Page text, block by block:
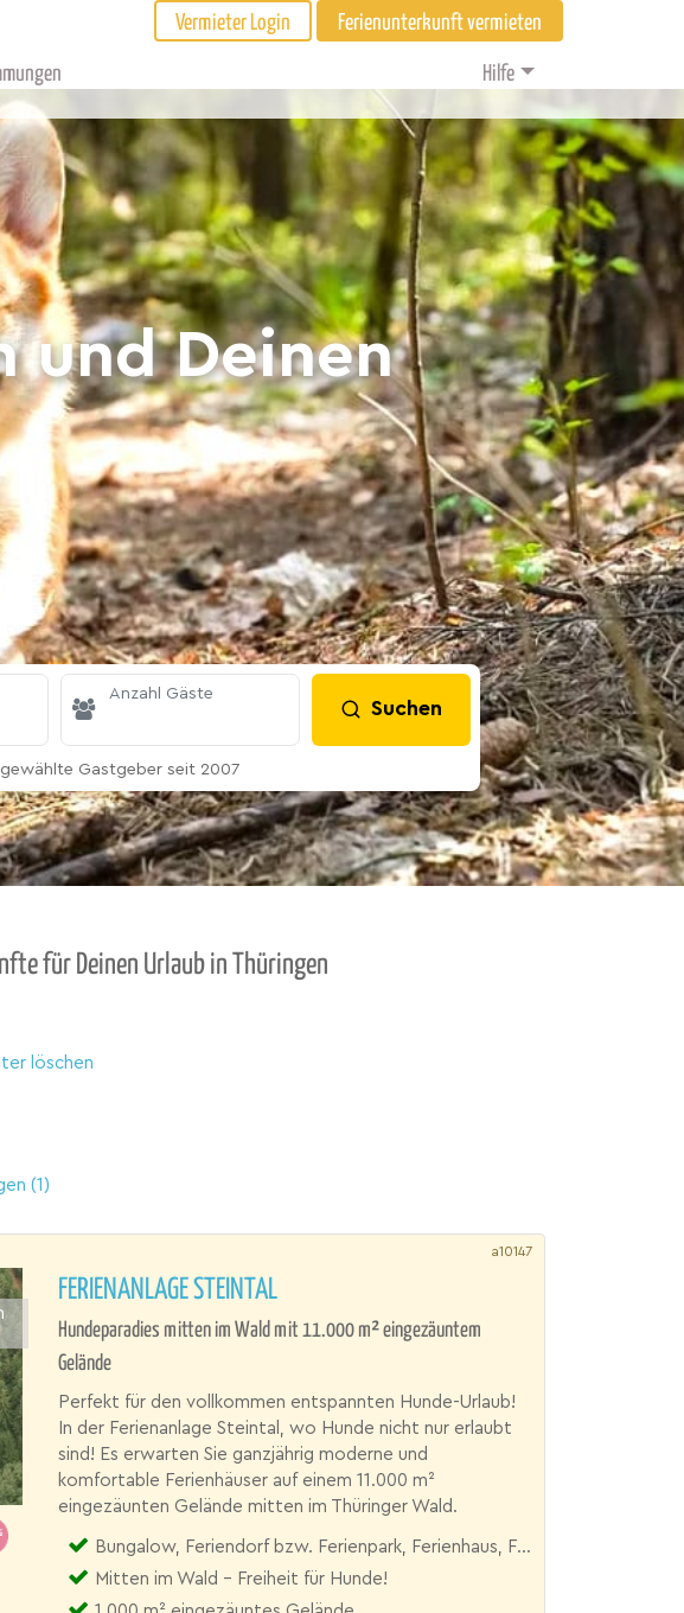
Vermieter Login Ferienunterkunft vermieten
Hilfe
und Deinen
Anzahl Gäste
Suchen
Gastgeber seit 2007
für Deinen Urlaub in Thüringen
löschen
(1)
a10147
FERIENANLAGE STEINTAL
Hundeparadies mitten im Wald mit 11.000 m² eingezäuntem
Gelände
Perfekt für den vollkommen entspannten Hunde-Urlaub!
In der Ferienanlage Steintal, wo Hunde nicht nur erlaubt
sind! Es erwarten Sie ganzjährig moderne und
komfortable Ferienhäuser auf einem 11.000 m²
eingezäunten Gelände mitten im Thüringer Wald.
Bungalow, Feriendorf bzw. Ferienpark, Ferienhaus, Ferienhof, Villa
Mitten im Wald - Freiheit für Hunde!